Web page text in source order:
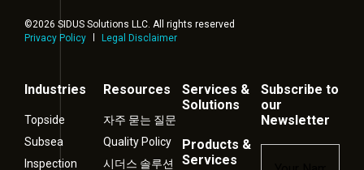
©2026 SIDUS Solutions LLC. All rights reserved
Privacy Policy
Legal Disclaimer
Industries
Topside
Subsea
Inspection
Resources
자주 묻는 질문
Quality Policy
시더스 솔루션
Services &
Solutions
Products &
Services
Subscribe to
our
Newsletter